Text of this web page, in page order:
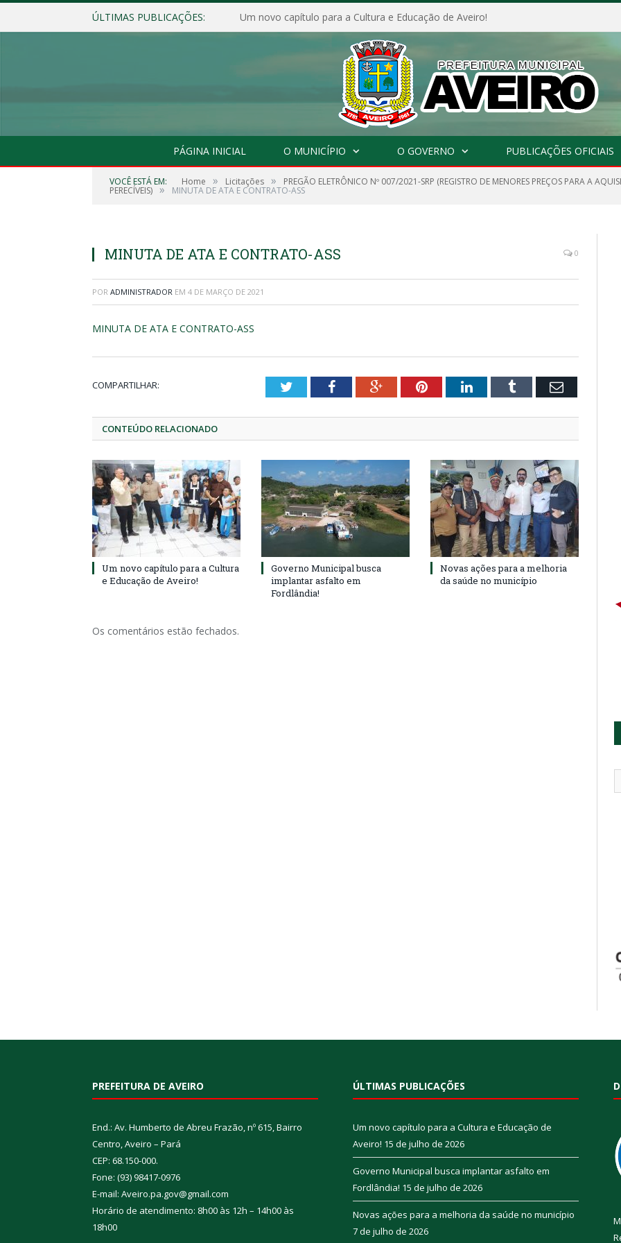
ÚLTIMAS PUBLICAÇÕES: Um novo capítulo para a Cultura e Educação de Aveiro!
PÁGINA INICIAL O MUNICÍPIO O GOVERNO PUBLICAÇÕES OFICIAIS
VOCÊ ESTÁ EM: Home » Licitações » PREGÃO ELETRÔNICO Nº 007/2021-SRP (REGISTRO DE MENORES PREÇOS PARA A
PERECÍVEIS) » MINUTA DE ATA E CONTRATO-ASS
MINUTA DE ATA E CONTRATO-ASS 0
POR ADMINISTRADOR EM 4 DE MARÇO DE 2021
MINUTA DE ATA E CONTRATO-ASS
COMPARTILHAR: TwitterFacebookGoogle+PinterestLinkedInTumblr Email
CONTEÚDO RELACIONADO
Um novo capítulo para a Cultura
e Educação de Aveiro!
Governo Municipal busca
implantar asfalto em
Fordlândia!
Novas ações para a melhoria
da saúde no município
Os comentários estão fechados.
PREFEITURA DE AVEIRO
End.: Av. Humberto de Abreu Frazão, nº 615, Bairro
Centro, Aveiro – Pará
CEP: 68.150-000.
Fone: (93) 98417-0976
E-mail: Aveiro.pa.gov@gmail.com
Horário de atendimento: 8h00 às 12h – 14h00 às
18h00
ÚLTIMAS PUBLICAÇÕES
Um novo capítulo para a Cultura e Educação de
Aveiro! 15 de julho de 2026
Governo Municipal busca implantar asfalto em
Fordlândia! 15 de julho de 2026
Novas ações para a melhoria da saúde no município
7 de julho de 2026